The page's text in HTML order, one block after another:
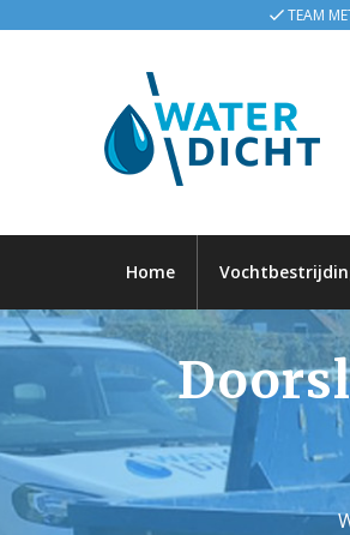
TEAM
Home